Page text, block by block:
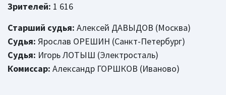
Зрителей: 1 616
Старший судья: Алексей ДАВЫДОВ (Москва)
Судья: Ярослав ОРЕШИН (Санкт-Петербург)
Судья: Игорь ЛОТЫШ (Электросталь)
Комиссар: Александр ГОРШКОВ (Иваново)